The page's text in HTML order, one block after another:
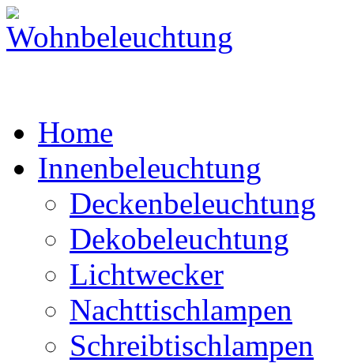
Home
Innenbeleuchtung
Deckenbeleuchtung
Dekobeleuchtung
Lichtwecker
Nachttischlampen
Schreibtischlampen